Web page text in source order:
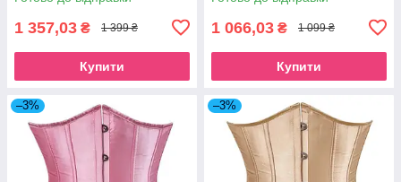
1 357,03 ₴ 1 399 ₴
Купити
1 066,03 ₴ 1 099 ₴
Купити
–3% –3%